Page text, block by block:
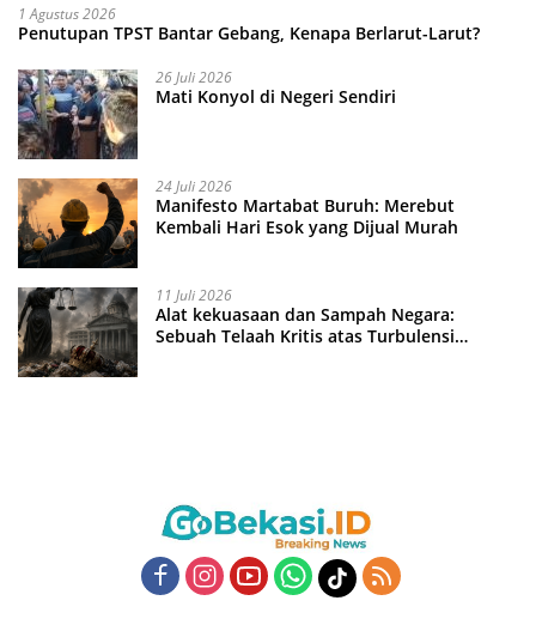
1 Agustus 2026
Penutupan TPST Bantar Gebang, Kenapa Berlarut-Larut?
26 Juli 2026
Mati Konyol di Negeri Sendiri
24 Juli 2026
Manifesto Martabat Buruh: Merebut
Kembali Hari Esok yang Dijual Murah
11 Juli 2026
Alat kekuasaan dan Sampah Negara:
Sebuah Telaah Kritis atas Turbulensi